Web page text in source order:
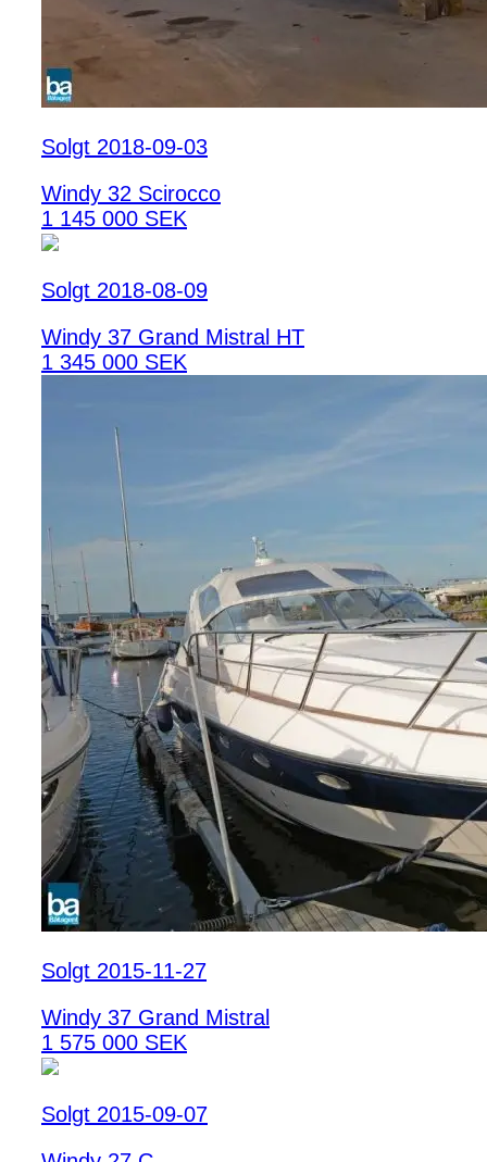
Solgt 2018-09-03
Windy 32 Scirocco
1 145 000 SEK
Solgt 2018-08-09
Windy 37 Grand Mistral HT
1 345 000 SEK
Solgt 2015-11-27
Windy 37 Grand Mistral
1 575 000 SEK
Solgt 2015-09-07